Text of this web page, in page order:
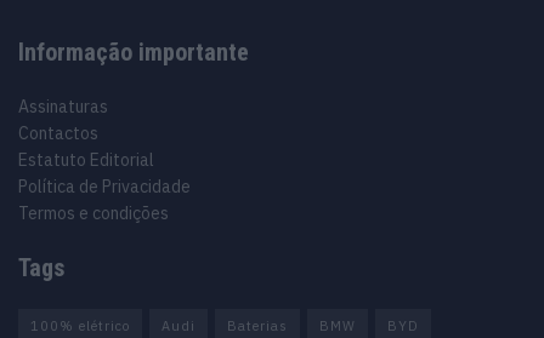
Informação importante
Assinaturas
Contactos
Estatuto Editorial
Política de Privacidade
Termos e condições
Tags
100% elétrico Audi Baterias BMW BYD